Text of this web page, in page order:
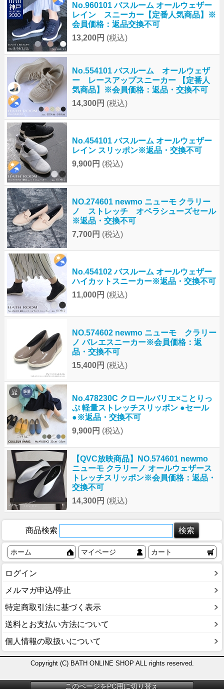
No.960101 バスルーム オールウェザー
レイン スニーカー【定番人気商品】※
会員価格：返品交換不可
13,200円 (税込)
No.554101 バスルーム オールウェザ
ー レースアップスニーカー 【定番人
気商品】※会員価格：返品・交換不可
14,300円 (税込)
No.454101 バスルーム オールウェザー
レイン スリッポン※返品・交換不可
9,900円 (税込)
NO.274601 newmo ニューモ クラリー
ノ ストレッチ オペラシューズセール
※返品・交換不可
7,700円 (税込)
No.454102 バスルーム オールウェザー
ハイカットスニーカー※返品・交換不可
11,000円 (税込)
NO.574602 newmo ニューモ クラリー
ノ バレエスニーカー※会員価格：返
品・交換不可
15,400円 (税込)
No.478230C クロールバリエ×ことりっ
ぷ 軽量ストレッチスリッポン ●セール
●※返品・交換不可
9,900円 (税込)
【QVC放映商品】NO.574601 newmo
ニューモ クラリーノ オールウェザース
トレッチスリッポン※会員価格：返品・
交換不可
14,300円 (税込)
商品検索
ホーム マイページ カート
ログイン
メルマガ申込/停止
特定商取引法に基づく表示
送料とお支払い方法について
個人情報の取扱いについて
Copyright (C) BATH ONLINE SHOP ALL rights reserved.
このページをPC用に切り替え